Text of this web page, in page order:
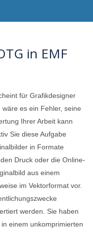
in EMF
für Grafikdesigner
es ein Fehler, seine
Ihrer Arbeit kann
Sie diese Aufgabe
in Formate
Druck oder die Online-
aus einem
im Vektorformat vor.
werden. Sie haben
einem unkomprimierten